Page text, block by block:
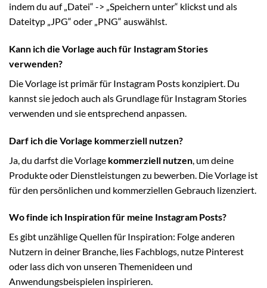
indem du auf „Datei“ -> „Speichern unter“ klickst und als
Dateityp „JPG“ oder „PNG“ auswählst.
Kann ich die Vorlage auch für Instagram Stories
verwenden?
Die Vorlage ist primär für Instagram Posts konzipiert. Du
kannst sie jedoch auch als Grundlage für Instagram Stories
verwenden und sie entsprechend anpassen.
Darf ich die Vorlage kommerziell nutzen?
Ja, du darfst die Vorlage kommerziell nutzen , um deine
Produkte oder Dienstleistungen zu bewerben. Die Vorlage ist
für den persönlichen und kommerziellen Gebrauch lizenziert.
Wo finde ich Inspiration für meine Instagram Posts?
Es gibt unzählige Quellen für Inspiration: Folge anderen
Nutzern in deiner Branche, lies Fachblogs, nutze Pinterest
oder lass dich von unseren Themenideen und
Anwendungsbeispielen inspirieren.